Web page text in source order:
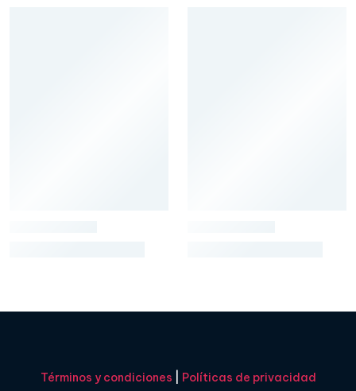
Términos y condiciones Políticas de privacidad